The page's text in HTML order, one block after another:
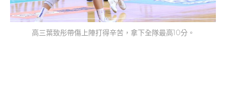
高三葉致彤帶傷上陣打得辛苦，拿下全隊最高10分。